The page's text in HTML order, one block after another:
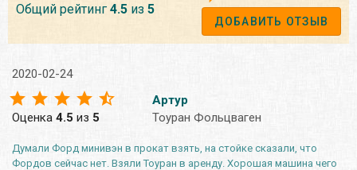
Общий рейтинг 4.5 из 5
ДОБАВИТЬ ОТЗЫВ
2020-02-24
Оценка 4.5 из 5
Артур
Тоуран Фольцваген
Думали Форд минивэн в прокат взять, на стойке сказали, что
Фордов сейчас нет. Взяли Тоуран в аренду. Хорошая машина чего